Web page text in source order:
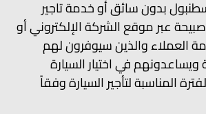
بدون سائق أو خدمة تاجير
صبيحة عبر موقع الشركة الإلكتروني أو
العملاء والذين سيوفرون لهم
ويساعدونهم في اختيار السيارة
المناسبة لتأجير السيارة وفقاً